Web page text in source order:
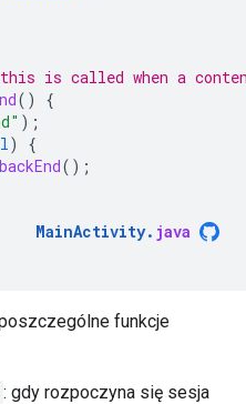
is called when a
()
{
);
)
{
();
MainActivity. java
funkcje
: gdy rozpoczyna się sesja